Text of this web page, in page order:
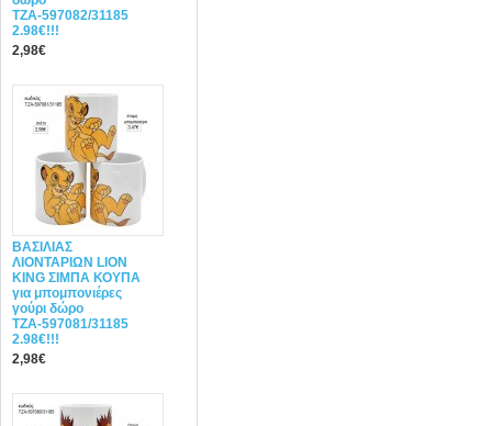
ΤΖΑ-597082/31185
2.98€!!!
2,98€
ΒΑΣΙΛΙΑΣ
ΛΙΟΝΤΑΡΙΩΝ LION
KING ΣΙΜΠΑ ΚΟΥΠΑ
για μπομπονιέρες
γούρι δώρο
ΤΖΑ-597081/31185
2.98€!!!
2,98€